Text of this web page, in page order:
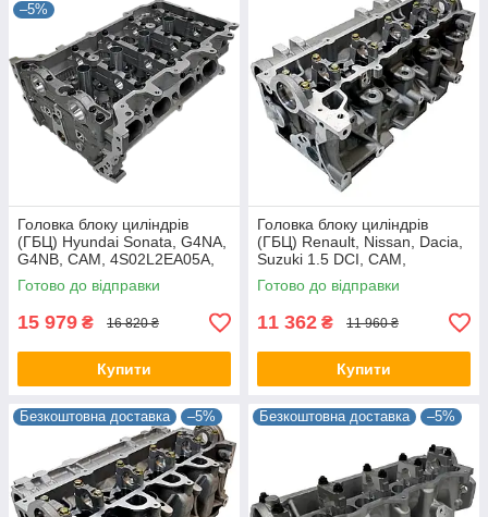
–5%
Головка блоку циліндрів
(ГБЦ) Hyundai Sonata, G4NA,
G4NB, CAM, 4S02L2EA05A,
221002E412, 5S01L2EA01A
Готово до відправки
15 979 ₴ 16 820 ₴
Купити
Головка блоку циліндрів
(ГБЦ) Renault, Nissan, Dacia,
Suzuki 1.5 DCI, CAM,
7701473181, 908521
Готово до відправки
11 362 ₴ 11 960 ₴
Купити
Безкоштовна доставка –5% Безкоштовна доставка –5%